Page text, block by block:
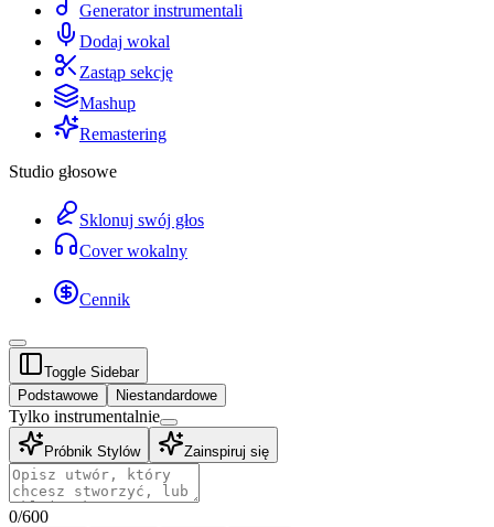
Generator instrumentali
Dodaj wokal
Zastąp sekcję
Mashup
Remastering
Studio głosowe
Sklonuj swój głos
Cover wokalny
Cennik
Toggle Sidebar
Podstawowe
Niestandardowe
Tylko instrumentalnie
Próbnik Stylów Zainspiruj się
0/600